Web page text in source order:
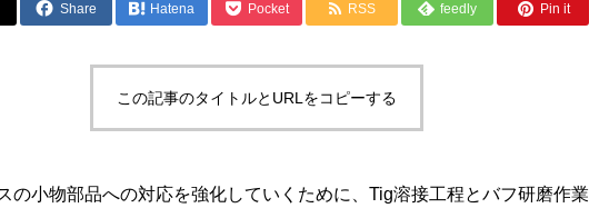
Share Hatena Pocket RSS feedly Pin it
この記事のタイトルとURLをコピーする
の小物部品への対応を強化していくために、Tig溶接工程とバフ研磨作業